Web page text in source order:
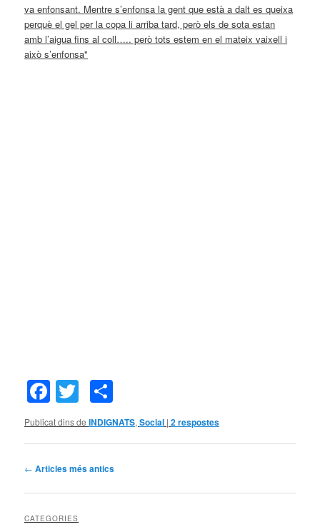
va enfonsant. Mentre s’enfonsa la gent que està a dalt es queixa
perquè el gel per la copa li arriba tard, però els de sota estan
amb l’aigua fins al coll….. però tots estem en el mateix vaixell i
això s’enfonsa"
Facebook
Twitter
Publicat dins de INDIGNATS,Social |2respostes
Navegació
articles
← Articles més antics
CATEGORIES